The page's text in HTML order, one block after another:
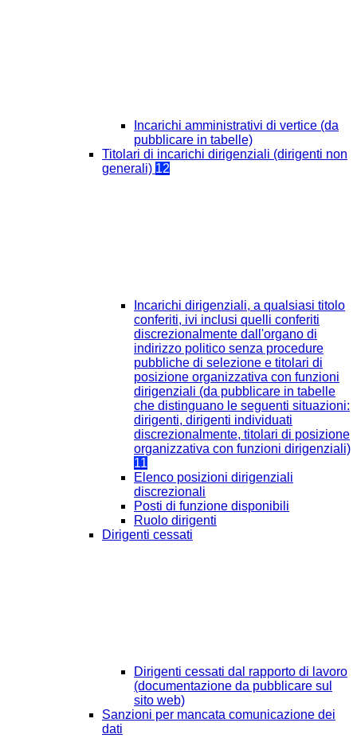
Incarichi amministrativi di vertice (da
pubblicare in tabelle)
Titolari di incarichi dirigenziali (dirigenti non
generali) 12
Incarichi dirigenziali, a qualsiasi titolo
conferiti, ivi inclusi quelli conferiti
discrezionalmente dall'organo di
indirizzo politico senza procedure
pubbliche di selezione e titolari di
posizione organizzativa con funzioni
dirigenziali (da pubblicare in tabelle
che distinguano le seguenti situazioni:
dirigenti, dirigenti individuati
discrezionalmente, titolari di posizione
organizzativa con funzioni dirigenziali)
11
Elenco posizioni dirigenziali
discrezionali
Posti di funzione disponibili
Ruolo dirigenti
Dirigenti cessati
Dirigenti cessati dal rapporto di lavoro
(documentazione da pubblicare sul
sito web)
Sanzioni per mancata comunicazione dei
dati